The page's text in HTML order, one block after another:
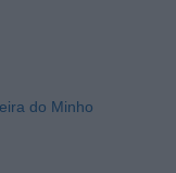
do Minho